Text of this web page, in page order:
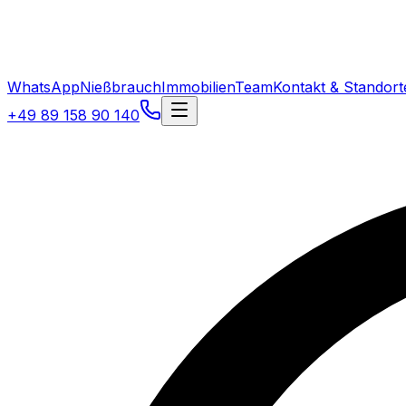
WhatsAppNießbrauchImmobilienTeamKontakt &
+49 89 158 90 140